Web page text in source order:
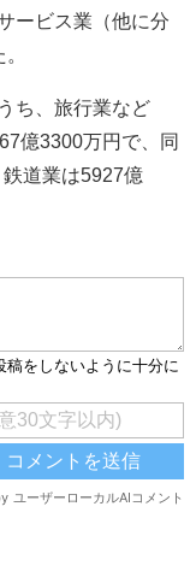
ービス業（他に分
ち、旅行業など
億3300万円で、同
道業は5927億